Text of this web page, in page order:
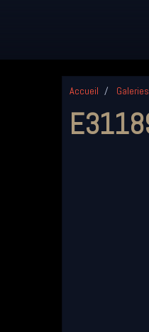
Accueil Galeries